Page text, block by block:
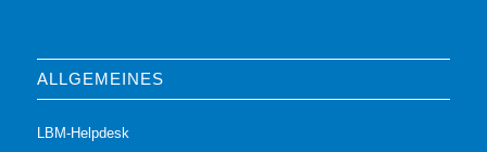
ALLGEMEINES
LBM-Helpdesk